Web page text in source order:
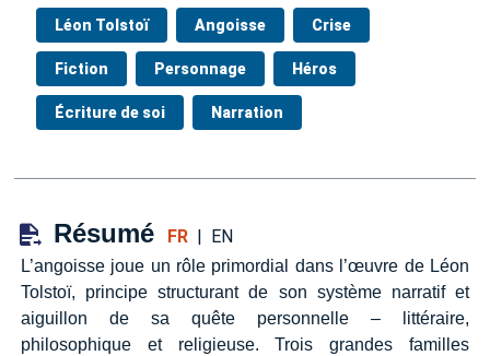
Léon Tolstoï Angoisse Crise
Fiction Personnage Héros
Écriture de soi Narration
Résumé FR| EN
L’angoisse joue un rôle primordial dans l’œuvre de Léon
Tolstoï, principe structurant de son système narratif et
aiguillon de sa quête personnelle – littéraire,
philosophique et religieuse. Trois grandes familles